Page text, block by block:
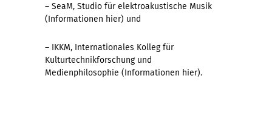
– SeaM, Studio für elektroakustische Musik
(Informationen hier) und
– IKKM, Internationales Kolleg für
Kulturtechnikforschung und
Medienphilosophie (Informationen hier).